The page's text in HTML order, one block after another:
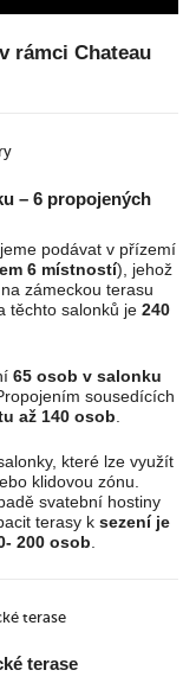
rámci Chateau
– 6 propojených
podávat v přízemí
6 místností), jehož
zámeckou terasu
těchto salonků je 240
65 osob v salonku
sousedících
až 140 osob
které lze využít
klidovou zónu.
svatební hostiny
terasy k sezení je
200 osob.
terase